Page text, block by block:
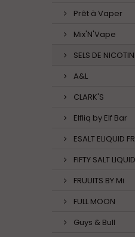
Prêt à Vaper
Mix'N'Vape
SELS DE
A&L
CLARK'S
Elfliq by Elf Bar
ESALT ELIQUID
FIFTY SALT
FRUUITS BY Mi
FULL MOON
Guys & Bull